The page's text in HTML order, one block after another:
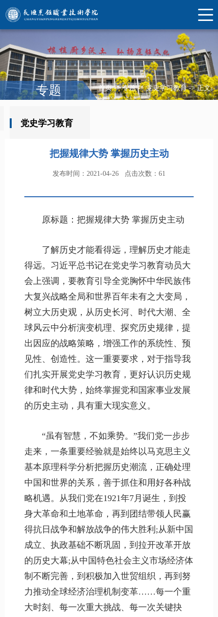
首页 -> 专题 -> 党史学习教育 -> 正文
专题
党史学习教育
把握规律大势 掌握历史主动
发布时间：2021-04-26 点击次数： 61
原标题：把握规律大势 掌握历史主动
了解历史才能看得远，理解历史才能走
得远。习近平总书记在党史学习教育动员大
会上强调，要教育引导全党胸怀中华民族伟
大复兴战略全局和世界百年未有之大变局，
树立大历史观，从历史长河、时代大潮、全
球风云中分析演变机理、探究历史规律，提
出因应的战略策略，增强工作的系统性、预
见性、创造性。这一重要要求，对于指导我
们扎实开展党史学习教育，更好认识历史规
律和时代大势，始终掌握党和国家事业发展
的历史主动，具有重大现实意义。
“虽有智慧，不如乘势。”我们党一步步
走来，一条重要经验就是始终以马克思主义
基本原理科学分析把握历史潮流，正确处理
中国和世界的关系，善于抓住和用好各种战
略机遇。从我们党在1921年7月诞生，到投
身大革命和土地革命，再到团结带领人民赢
得抗日战争和解放战争的伟大胜利;从新中国
成立、执政基础不断巩固，到拉开改革开放
的历史大幕;从中国特色社会主义市场经济体
制不断完善，到积极加入世贸组织，再到努
力推动全球经济治理机制变革……每一个重
大时刻、每一次重大挑战、每一次关键抉